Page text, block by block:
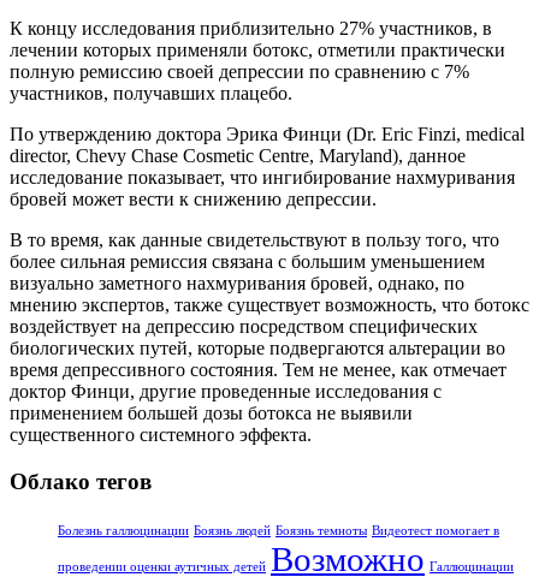
К концу исследования приблизительно 27% участников, в
лечении которых применяли ботокс, отметили практически
полную ремиссию своей депрессии по сравнению с 7%
участников, получавших плацебо.
По утверждению доктора Эрика Финци (Dr. Eric Finzi, medical
director, Chevy Chase Cosmetic Centre, Maryland), данное
исследование показывает, что ингибирование нахмуривания
бровей может вести к снижению депрессии.
В то время, как данные свидетельствуют в пользу того, что
более сильная ремиссия связана с большим уменьшением
визуально заметного нахмуривания бровей, однако, по
мнению экспертов, также существует возможность, что ботокс
воздействует на депрессию посредством специфических
биологических путей, которые подвергаются альтерации во
время депрессивного состояния. Тем не менее, как отмечает
доктор Финци, другие проведенные исследования с
применением большей дозы ботокса не выявили
существенного системного эффекта.
Облако тегов
Болезнь галлюцинации Боязнь людей Боязнь темноты Видеотест помогает в
проведении оценки аутичных детей Возможно Галлюцинации